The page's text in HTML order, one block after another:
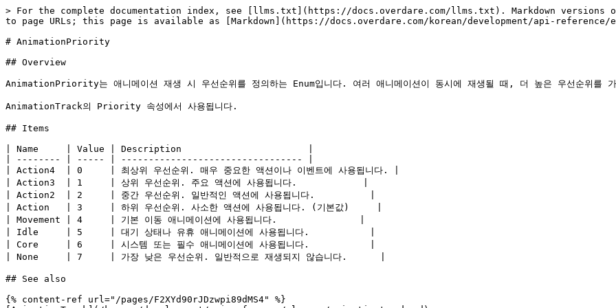
> For the complete documentation index, see [llms.txt](https://docs.overdare.com/llms.txt). Markdown versions
to page URLs; this page is available as [Markdown](https://docs.overdare.com/korean/development/api-reference/
# AnimationPriority
## Overview
AnimationPriority는 애니메이션 재생 시 우선순위를 정의하는 Enum입니다. 여러 애니메이션이 동시에 재생될 때, 더 높은 우선순위를 가
AnimationTrack의 Priority 속성에서 사용됩니다.
## Items
| Name     | Value | Description                       |
| -------- | ----- | --------------------------------- |
| Action4  | 0     | 최상위 우선순위. 매우 중요한 액션이나 이벤트에 사용됩니다. |
| Action3  | 1     | 상위 우선순위. 주요 액션에 사용됩니다.            |
| Action2  | 2     | 중간 우선순위. 일반적인 액션에 사용됩니다.          |
| Action   | 3     | 하위 우선순위. 사소한 액션에 사용됩니다. (기본값)     |
| Movement | 4     | 기본 이동 애니메이션에 사용됩니다.               |
| Idle     | 5     | 대기 상태나 유휴 애니메이션에 사용됩니다.           |
| Core     | 6     | 시스템 또는 필수 애니메이션에 사용됩니다.           |
| None     | 7     | 가장 낮은 우선순위. 일반적으로 재생되지 않습니다.      |
## See also
{% content-ref url="/pages/F2XYd90rJDzwpi89dMS4" %}